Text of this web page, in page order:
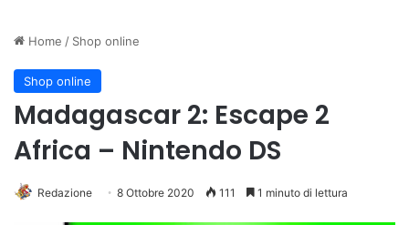
Home / Shop online
Shop online
Madagascar 2: Escape 2
Africa – Nintendo DS
Redazione 8 Ottobre 2020 111 1 minuto di lettura